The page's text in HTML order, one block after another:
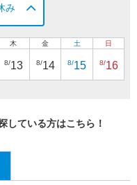
み
木
8/13
金
8/14
土
8/15
日
8/16
している方はこちら！